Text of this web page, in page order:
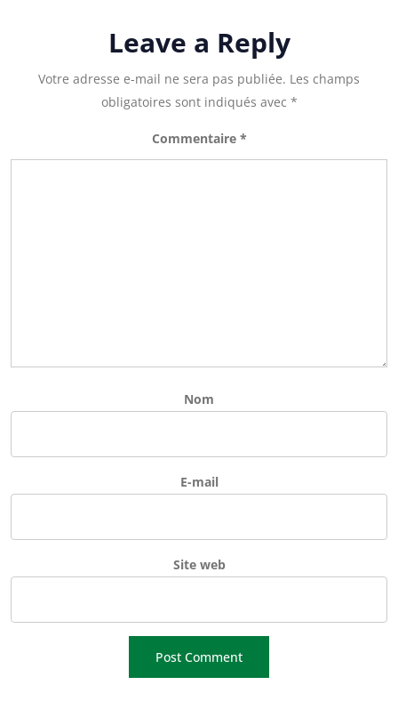
Leave a Reply
Votre adresse e-mail ne sera pas publiée. Les champs
obligatoires sont indiqués avec *
Commentaire *
Nom
E-mail
Site web